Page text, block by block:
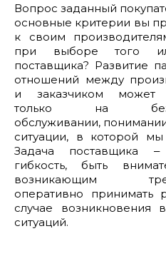
Вопрос заданный
основные критерии вы
к своим
при выборе того
поставщика? Развитие
отношений между
и заказчиком может
только на
обслуживании,
ситуации, в которой мы
Задача поставщика ‒
гибкость, быть
возникающим
оперативно принимать
случае возникновения
ситуаций.